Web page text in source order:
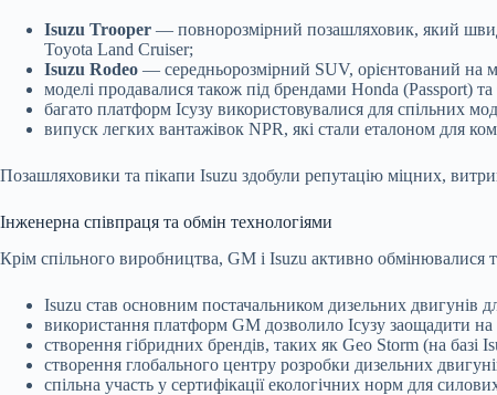
Isuzu Trooper — повнорозмірний позашляховик, який
Toyota Land Cruiser;
Isuzu Rodeo — середньорозмірний SUV, орієнтований
моделі продавалися також під брендами Honda (Passport)
багато платформ Ісузу використовувалися для спільних
випуск легких вантажівок NPR, які стали еталоном для
Позашляховики та пікапи Isuzu здобули репутацію міцних,
Інженерна співпраця та обмін технологіями
Крім спільного виробництва, GM і Isuzu активно обмінювалися
Isuzu став основним постачальником дизельних двигунів
використання платформ GM дозволило Ісузу заощадити на
створення гібридних брендів, таких як Geo Storm (на базі
створення глобального центру розробки дизельних
спільна участь у сертифікації екологічних норм для